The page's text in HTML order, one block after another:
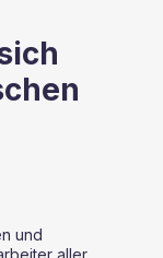
und
aller